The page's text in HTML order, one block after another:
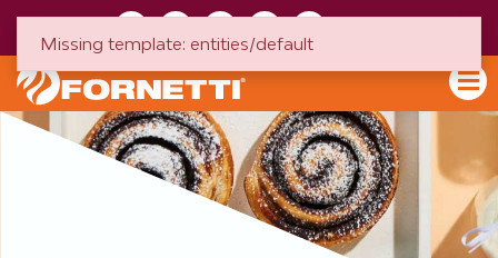
Missing template: entities/default